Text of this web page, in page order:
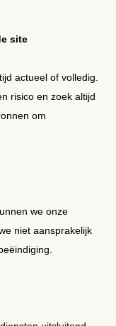
site
actueel of volledig.
risico en zoek altijd
om
we onze
niet aansprakelijk